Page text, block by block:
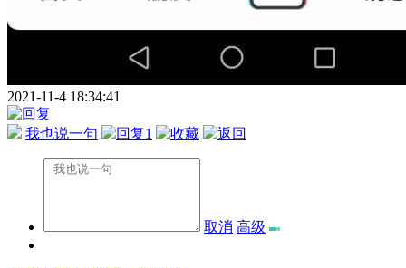
2021-11-4 18:34:41
我也说一句 1
取消 高级